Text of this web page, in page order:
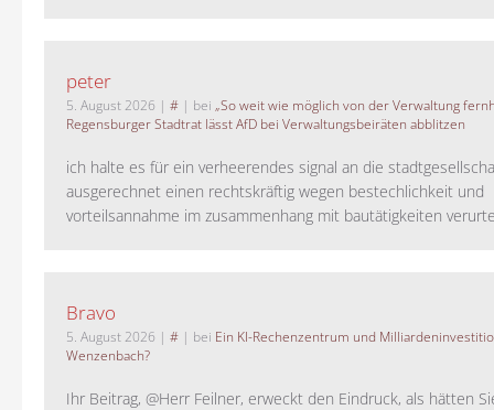
peter
5. August 2026 | # | bei „So weit wie möglich von der Verwaltung
Regensburger Stadtrat lässt AfD bei Verwaltungsbeiräten abblitzen
ich halte es für ein verheerendes signal an die
ausgerechnet einen rechtskräftig wegen bestechlichkeit und
vorteilsannahme im zusammenhang mit bautätigkeiten
Bravo
5. August 2026 | # | bei Ein KI-Rechenzentrum und
Wenzenbach?
Ihr Beitrag, @Herr Feilner, erweckt den Eindruck, als hätten